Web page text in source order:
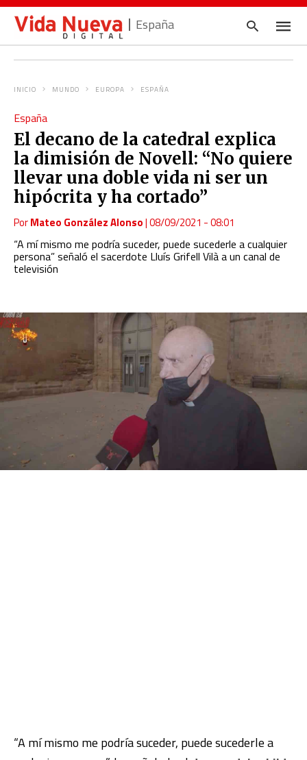
España
y
pulsa
en
INICIO MUNDO EUROPA ESPAÑA
España
El decano de la catedral explica
la dimisión de Novell: “No quiere
llevar una doble vida ni ser un
hipócrita y ha cortado”
PorMateo González Alonso|08/09/2021 - 08:01
“A mí mismo me podría suceder, puede sucederle a cualquier
persona” señaló el sacerdote Lluís Grifell Vilà a un canal de
televisión
“A mí mismo me podría suceder, puede sucederle a